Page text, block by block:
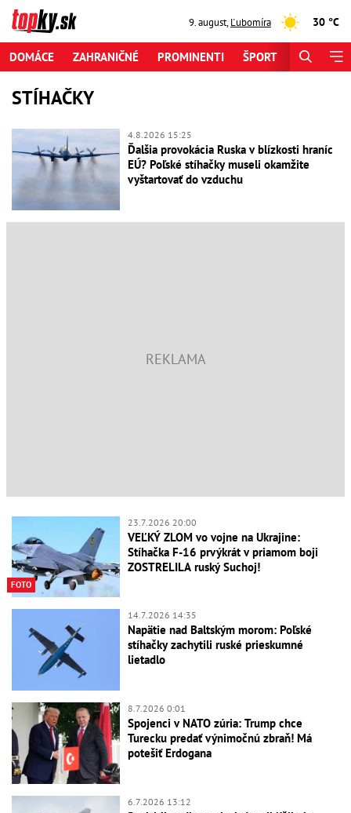
9. august,Ľubomíra 30 °C
DOMÁCE ZAHRANIČNÉ PROMINENTI ŠPORT
STÍHAČKY
4.8.2026 15:25
Ďalšia provokácia Ruska v blízkosti hraníc
EÚ? Poľské stíhačky museli okamžite
vyštartovať do vzduchu
FOTO
23.7.2026 20:00
VEĽKÝ ZLOM vo vojne na Ukrajine:
Stíhačka F-16 prvýkrát v priamom boji
ZOSTRELILA ruský Suchoj!
14.7.2026 14:35
Napätie nad Baltským morom: Poľské
stíhačky zachytili ruské prieskumné
lietadlo
8.7.2026 0:01
Spojenci v NATO zúria: Trump chce
Turecku predať výnimočnú zbraň! Má
potešiť Erdogana
6.7.2026 13:12